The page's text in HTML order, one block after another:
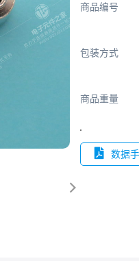

商品编号
包装方式
商品重量
数据